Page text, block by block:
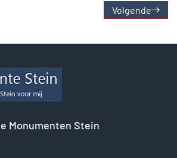
Volgende
Monumenten Stein